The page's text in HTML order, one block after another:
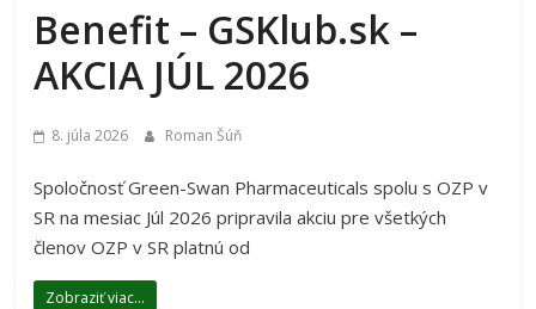
Benefit – GSKlub.sk –
AKCIA JÚL 2026
8. júla 2026 Roman Šúň
Spoločnosť Green-Swan Pharmaceuticals spolu s OZP v
SR na mesiac Júl 2026 pripravila akciu pre všetkých
členov OZP v SR platnú od
Zobraziť viac...